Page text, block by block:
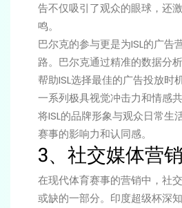
告不仅吸引了观众的眼球，还
鸣。
巴尔克的参与更是为ISL的广告
路。巴尔克通过精准的数据分
帮助ISL选择最佳的广告投放时
一系列极具视觉冲击力和情感
将ISL的品牌形象与观众日常生
赛事的影响力和认同感。
3、社交媒体营
在现代体育赛事的营销中，社
或缺的一部分。印度超级杯深